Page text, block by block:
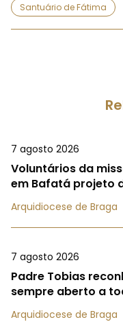
Santuário de Fátima
7 agosto 2026
Voluntários da
em Bafatá projeto
Arquidiocese de Braga
7 agosto 2026
Padre Tobias
sempre aberto a
Arquidiocese de Braga